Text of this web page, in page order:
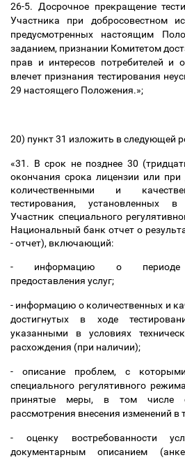
26-5. Досрочное прекращение
Участника при добросовестном
предусмотренных настоящим
заданием, признании Комитетом
прав и интересов потребителей и
влечет признания тестирования
29 настоящего Положения.»;
20) пункт 31 изложить в следующей
«31. В срок не позднее 30
окончания срока лицензии или при
количественными и
тестирования, установленных в
Участник специального
Национальный банк отчет о
- отчет), включающий:
- информацию о периоде
предоставления услуг;
- информацию о количественных и
достигнутых в ходе
указанными в условиях
расхождения (при наличии);
- описание проблем, с
специального регулятивного
принятые меры, в том числе
рассмотрения внесения изменений в
- оценку востребованности
документарным описанием